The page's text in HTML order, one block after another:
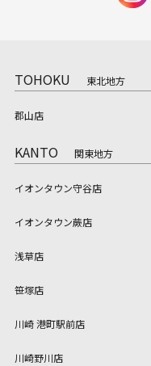
TOHOKU 東北地方
郡山店
KANTO 関東地方
イオンタウン守谷店
イオンタウン蕨店
浅草店
笹塚店
川崎 港町駅前店
川崎野川店